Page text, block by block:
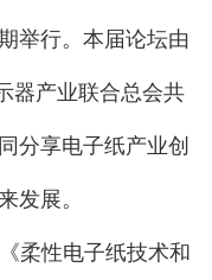
举行。本届论坛由
器产业联合总会共
分享电子纸产业创
发展。
性电子纸技术和